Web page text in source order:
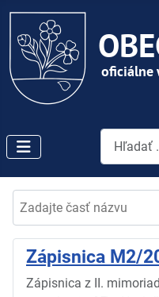
Zadajte časť názvu
Zápisnica M2/
Zápisnica z II.